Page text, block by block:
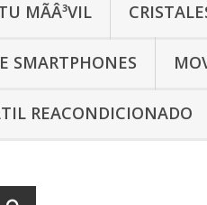
MÃÂ³VIL
SMARTPHONES
REACONDICIONADO